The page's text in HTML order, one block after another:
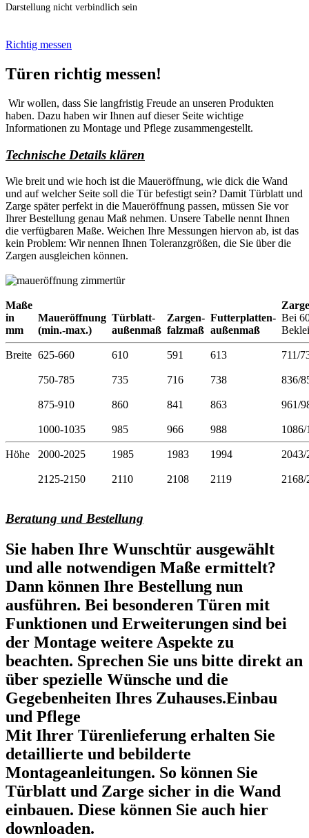
Darstellung nicht verbindlich sein
Richtig messen
Türen richtig messen!
Wir wollen, dass Sie langfristig Freude an unseren Produkten
haben. Dazu haben wir Ihnen auf dieser Seite wichtige
Informationen zu Montage und Pflege zusammengestellt.
Technische Details klären
Wie breit und wie hoch ist die Maueröffnung, wie dick die Wand
und auf welcher Seite soll die Tür befestigt sein? Damit Türblatt und
Zarge später perfekt in die Maueröffnung passen, müssen Sie vor
Ihrer Bestellung genau Maß nehmen. Unsere Tabelle nennt Ihnen
die verfügbaren Maße. Weichen Ihre Messungen hiervon ab, ist das
kein Problem: Wir nennen Ihnen Toleranzgrößen, die Sie über die
Zargen ausgleichen können.
Maße
in
mm
Maueröffnung
(min.-max.)
Türblatt-
außenmaß
Zargen-
falzmaß
Futterplatten-
außenmaß
Bei
Breite 625-660 610 591 613 711/
750-785 735 716 738 836/
875-910 860 841 863 961/
1000-1035 985 966 988 1086/
Höhe 2000-2025 1985 1983 1994 2043/
2125-2150 2110 2108 2119 2168/
Beratung und Bestellung
Sie haben Ihre Wunschtür ausgewählt
und alle notwendigen Maße ermittelt?
Dann können Ihre Bestellung nun
ausführen. Bei besonderen Türen mit
Funktionen und Erweiterungen sind bei
der Montage weitere Aspekte zu
beachten. Sprechen Sie uns bitte direkt an
über spezielle Wünsche und die
Gegebenheiten Ihres Zuhauses.Einbau
und Pflege
Mit Ihrer Türenlieferung erhalten Sie
detaillierte und bebilderte
Montageanleitungen. So können Sie
Türblatt und Zarge sicher in die Wand
einbauen. Diese können Sie auch hier
downloaden.